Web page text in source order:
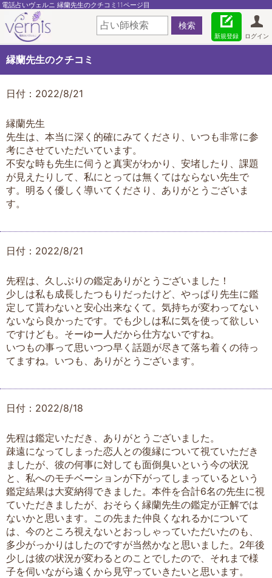
電話占いヴェルニ 縁蘭先生のクチコミ11ページ目
ログイン
新規登録
縁蘭先生のクチコミ
日付：2022/8/21
縁蘭先生
先生は、本当に深く的確にみてくださり、いつも非常に参
考にさせていただいています。
不安な時も先生に伺うと真実がわかり、安堵したり、課題
が見えたりして、私にとっては無くてはならない先生で
す。明るく優しく導いてくださり、ありがとうございま
す。
日付：2022/8/21
先程は、久しぶりの鑑定ありがとうございました！
少しは私も成長したつもりだったけど、やっぱり先生に鑑
定して貰わないと安心出来なくて。気持ちが変わってない
ないなら良かったです。でも少しは私に気を使って欲しい
ですけども。そーゆー人だから仕方ないですね。
いつもの事って思いつつ早く話題が尽きて落ち着くの待っ
てますね。いつも、ありがとうございます。
日付：2022/8/18
先程は鑑定いただき、ありがとうございました。
疎遠になってしまった恋人との復縁について視ていただき
ましたが、彼の何事に対しても面倒臭いという今の状況
と、私へのモチベーションが下がってしまっているという
鑑定結果は大変納得できました。本件を合計6名の先生に視
ていただきましたが、おそらく縁蘭先生の鑑定が正解では
ないかと思います。この先また仲良くなれるかについて
は、今のところ視えないとおっしゃっていただいたのも、
多少がっかりはしたのですが当然かなと思いました。2年後
少しは彼の状況が変わるとのことでしたので、それまで様
子を伺いながら遠くから見守っていきたいと思います。